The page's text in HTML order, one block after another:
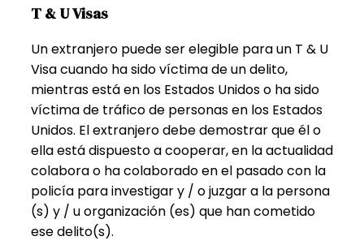
T & U Visas
Un extranjero puede ser elegible para un T & U
Visa cuando ha sido víctima de un delito,
mientras está en los Estados Unidos o ha sido
víctima de tráfico de personas en los Estados
Unidos. El extranjero debe demostrar que él o
ella está dispuesto a cooperar, en la actualidad
colabora o ha colaborado en el pasado con la
policía para investigar y / o juzgar a la persona
(s) y / u organización (es) que han cometido
ese delito(s).